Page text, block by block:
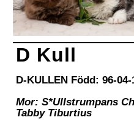
D Kull
D-KULLEN Född: 96-04-
Mor: S*Ullstrumpans
Tabby Tiburtius